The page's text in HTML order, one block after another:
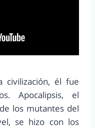
civilización, él fue
Apocalipsis, el
los mutantes del
se hizo con los